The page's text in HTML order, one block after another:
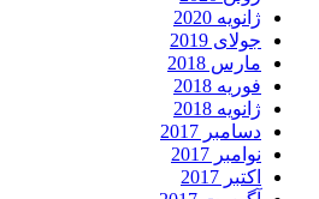
ژانویه 2020
جولای 2019
مارس 2018
فوریه 2018
ژانویه 2018
دسامبر 2017
نوامبر 2017
اکتبر 2017